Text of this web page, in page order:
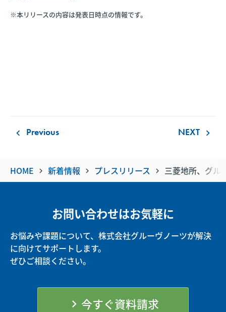
※本リリースの内容は発表日時点の情報です。
keyboard_arrow_left Previous NEXT keyboard_arrow_right
HOME keyboard_arrow_right 新着情報 keyboard_arrow_right プレスリリース keyboard_arrow_right 三菱地所、グル
お問い合わせはお気軽に
お悩みや課題について、株式会社グルーヴノーツが解決
に向けてサポートします。
ぜひご相談ください。
chevron_right 今すぐ資料請求